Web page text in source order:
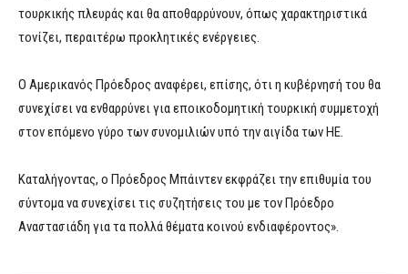
τουρκικής πλευράς και θα αποθαρρύνουν, όπως χαρακτηριστικά
τονίζει, περαιτέρω προκλητικές ενέργειες.
Ο Αμερικανός Πρόεδρος αναφέρει, επίσης, ότι η κυβέρνησή του θα
συνεχίσει να ενθαρρύνει για εποικοδομητική τουρκική συμμετοχή
στον επόμενο γύρο των συνομιλιών υπό την αιγίδα των ΗΕ.
Καταλήγοντας, ο Πρόεδρος Μπάιντεν εκφράζει την επιθυμία του
σύντομα να συνεχίσει τις συζητήσεις του με τον Πρόεδρο
Αναστασιάδη για τα πολλά θέματα κοινού ενδιαφέροντος».